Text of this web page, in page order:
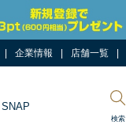
企業情報 店舗一覧
検索